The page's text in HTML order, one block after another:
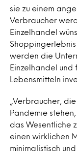
sie zu einem
Verbraucher
Einzelhandel
Shoppingerlebnis
werden die
Einzelhandel und
Lebensmitteln
„Verbraucher,
Pandemie
das Wesentliche
einen wirklichen
minimalistisch